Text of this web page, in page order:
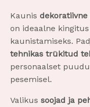
Kaunis
on ideaalne kingitus
kaunistamiseks.
tehnikas trükitud
personaalset
pesemisel.
Valikus soojad ja